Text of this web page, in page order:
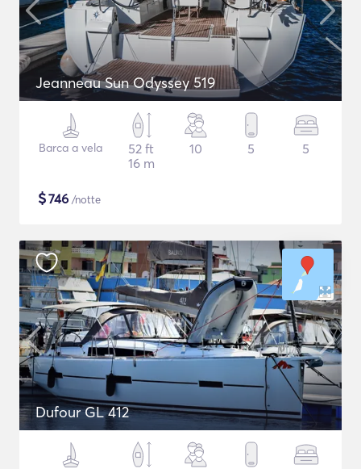
Jeanneau Sun Odyssey 519
Barca a vela
52 ft
16 m
10 5 5
$746 /notte
Dufour GL 412